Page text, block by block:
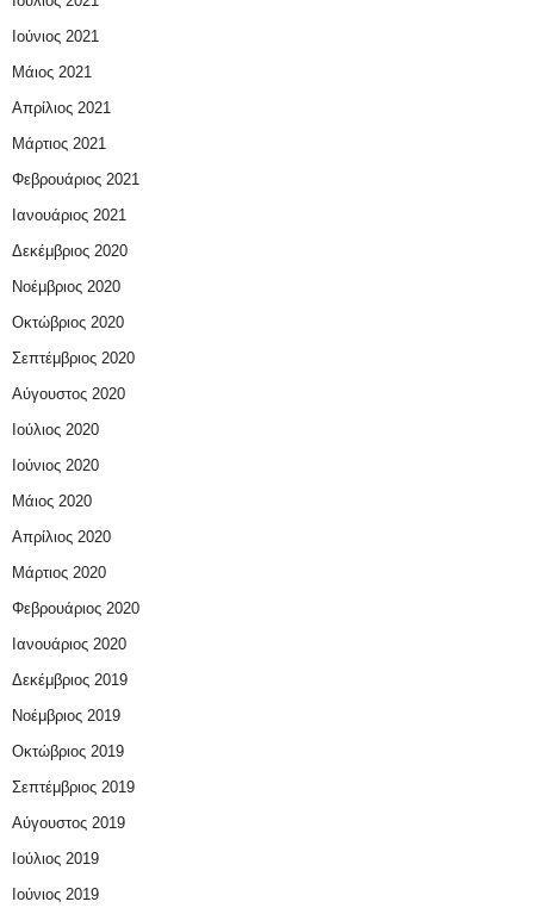
Ιούνιος 2021
Μάιος 2021
Απρίλιος 2021
Μάρτιος 2021
Φεβρουάριος 2021
Ιανουάριος 2021
Δεκέμβριος 2020
Νοέμβριος 2020
Οκτώβριος 2020
Σεπτέμβριος 2020
Αύγουστος 2020
Ιούλιος 2020
Ιούνιος 2020
Μάιος 2020
Απρίλιος 2020
Μάρτιος 2020
Φεβρουάριος 2020
Ιανουάριος 2020
Δεκέμβριος 2019
Νοέμβριος 2019
Οκτώβριος 2019
Σεπτέμβριος 2019
Αύγουστος 2019
Ιούλιος 2019
Ιούνιος 2019